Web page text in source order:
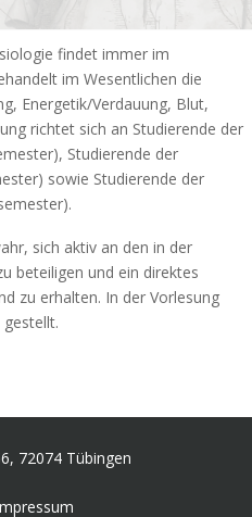
findet immer im
im Wesentlichen die
Energetik/Verdauung, Blut,
richtet sich an Studierende der
Studierende der
sowie Studierende der
sich aktiv an den in der
beteiligen und ein direktes
zu erhalten. In der Vorlesung
72074 Tübingen